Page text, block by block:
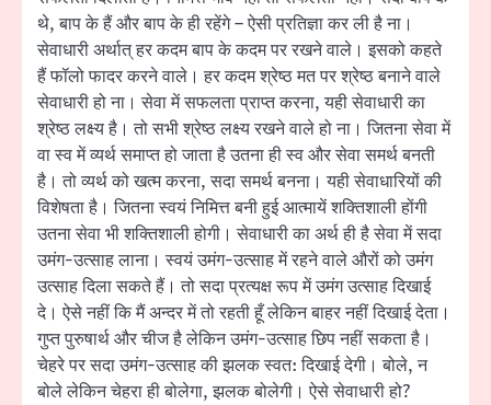
थे, बाप के हैं और बाप के ही रहेंगे – ऐसी प्रतिज्ञा कर ली है ना।
सेवाधारी अर्थात् हर कदम बाप के कदम पर रखने वाले। इसको कहते
हैं फॉलो फादर करने वाले। हर कदम श्रेष्ठ मत पर श्रेष्ठ बनाने वाले
सेवाधारी हो ना। सेवा में सफलता प्राप्त करना, यही सेवाधारी का
श्रेष्ठ लक्ष्य है। तो सभी श्रेष्ठ लक्ष्य रखने वाले हो ना। जितना सेवा में
वा स्व में व्यर्थ समाप्त हो जाता है उतना ही स्व और सेवा समर्थ बनती
है। तो व्यर्थ को खत्म करना, सदा समर्थ बनना। यही सेवाधारियों की
विशेषता है। जितना स्वयं निमित्त बनी हुई आत्मायें शक्तिशाली होंगी
उतना सेवा भी शक्तिशाली होगी। सेवाधारी का अर्थ ही है सेवा में सदा
उमंग-उत्साह लाना। स्वयं उमंग-उत्साह में रहने वाले औरों को उमंग
उत्साह दिला सकते हैं। तो सदा प्रत्यक्ष रूप में उमंग उत्साह दिखाई
दे। ऐसे नहीं कि मैं अन्दर में तो रहती हूँ लेकिन बाहर नहीं दिखाई देता।
गुप्त पुरुषार्थ और चीज है लेकिन उमंग-उत्साह छिप नहीं सकता है।
चेहरे पर सदा उमंग-उत्साह की झलक स्वत: दिखाई देगी। बोले, न
बोले लेकिन चेहरा ही बोलेगा, झलक बोलेगी। ऐसे सेवाधारी हो?